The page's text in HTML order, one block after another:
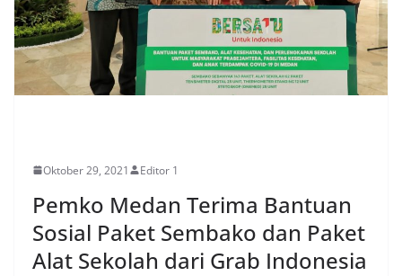
Oktober 29, 2021 Editor 1
Pemko Medan Terima Bantuan
Sosial Paket Sembako dan Paket
Alat Sekolah dari Grab Indonesia